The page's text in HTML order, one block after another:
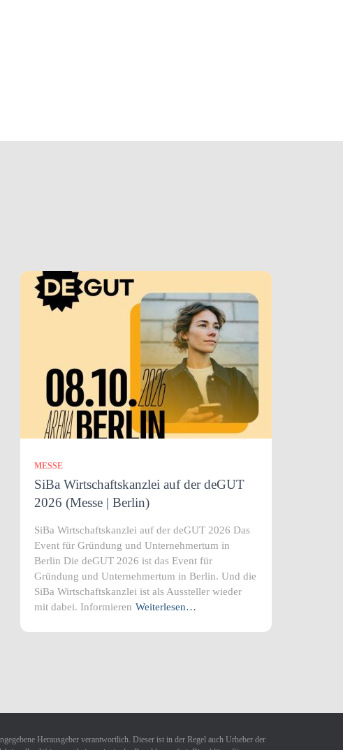
MESSE
SiBa Wirtschaftskanzlei auf der deGUT
2026 (Messe | Berlin)
SiBa Wirtschaftskanzlei auf der deGUT 2026 Das
Event für Gründung und Unternehmertum in
Berlin Die deGUT 2026 ist das Event für
Gründung und Unternehmertum in Berlin. Und die
SiBa Wirtschaftskanzlei ist als Aussteller wieder
mit dabei. Informieren Weiterlesen…
Herausgeber verantwortlich. Dieser ist in der Regel auch Urheber der